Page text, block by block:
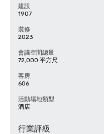
建設
1907
裝修
2023
會議空間總量
72,000 平方尺
客房
606
活動場地類型
酒店
行業評級